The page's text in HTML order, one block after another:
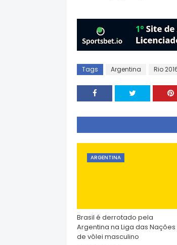
Tags Argentina Rio
ARGENTINA
Brasil é derrotado pela
Argentina na Liga das Nações
de vôlei masculino